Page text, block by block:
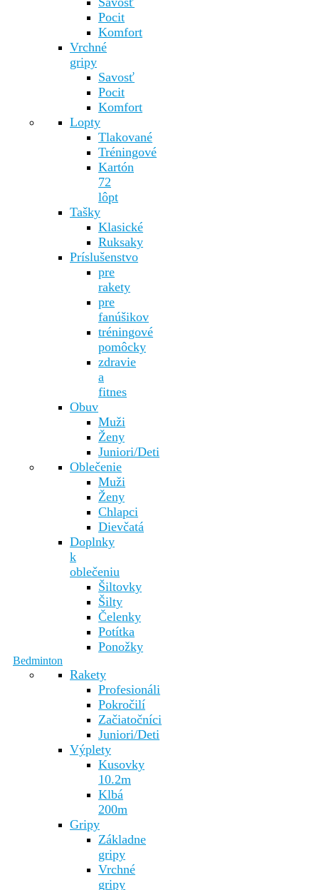
Pocit
Komfort
Vrchné
gripy
Savosť
Pocit
Komfort
Lopty
Tlakované
Tréningové
Kartón
72
lôpt
Tašky
Klasické
Ruksaky
Príslušenstvo
pre
rakety
pre
fanúšikov
tréningové
pomôcky
zdravie
a
fitnes
Obuv
Muži
Ženy
Juniori/Deti
Oblečenie
Muži
Ženy
Chlapci
Dievčatá
Doplnky
k
oblečeniu
Šiltovky
Šilty
Čelenky
Potítka
Ponožky
Bedminton
Rakety
Profesionáli
Pokročilí
Začiatočníci
Juniori/Deti
Výplety
Kusovky
10.2m
Klbá
200m
Gripy
Základne
gripy
Vrchné
gripy